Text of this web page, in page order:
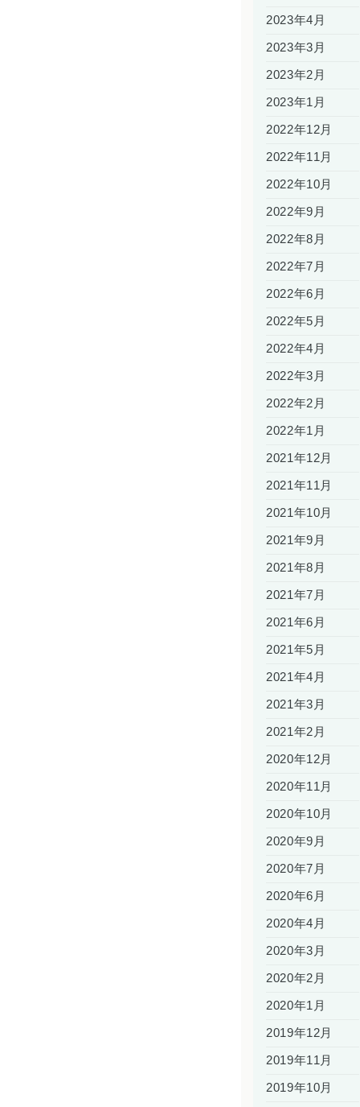
2023年4月
2023年3月
2023年2月
2023年1月
2022年12月
2022年11月
2022年10月
2022年9月
2022年8月
2022年7月
2022年6月
2022年5月
2022年4月
2022年3月
2022年2月
2022年1月
2021年12月
2021年11月
2021年10月
2021年9月
2021年8月
2021年7月
2021年6月
2021年5月
2021年4月
2021年3月
2021年2月
2020年12月
2020年11月
2020年10月
2020年9月
2020年7月
2020年6月
2020年4月
2020年3月
2020年2月
2020年1月
2019年12月
2019年11月
2019年10月